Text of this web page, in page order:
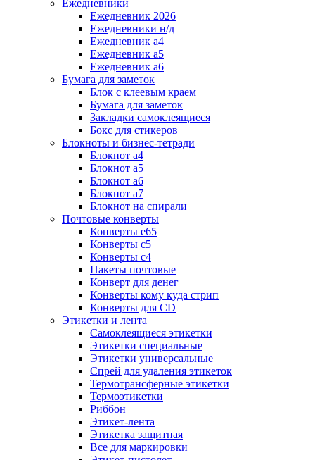
Ежедневники
Ежедневник 2026
Ежедневники н/д
Ежедневник а4
Ежедневник а5
Ежедневник а6
Бумага для заметок
Блок с клеевым краем
Бумага для заметок
Закладки самоклеящиеся
Бокс для стикеров
Блокноты и бизнес-тетради
Блокнот а4
Блокнот а5
Блокнот а6
Блокнот а7
Блокнот на спирали
Почтовые конверты
Конверты е65
Конверты с5
Конверты с4
Пакеты почтовые
Конверт для денег
Конверты кому куда стрип
Конверты для CD
Этикетки и лента
Самоклеящиеся этикетки
Этикетки специальные
Этикетки универсальные
Спрей для удаления этикеток
Термотрансферные этикетки
Термоэтикетки
Риббон
Этикет-лента
Этикетка защитная
Все для маркировки